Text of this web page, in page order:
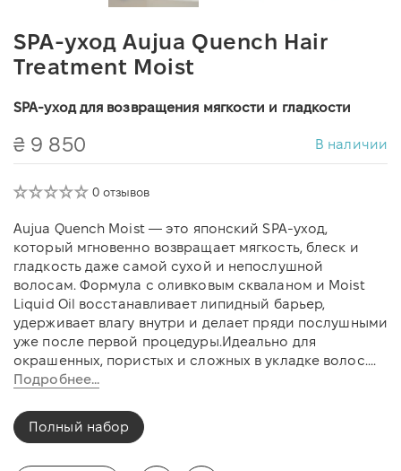
SPA-уход Aujua Quench Hair
Treatment Moist
SPA-уход для возвращения мягкости и гладкости
₴ 9 850 В наличии
0 отзывов
Aujua Quench Moist — это японский SPA-уход,
который мгновенно возвращает мягкость, блеск и
гладкость даже самой сухой и непослушной
волосам. Формула с оливковым скваланом и Moist
Liquid Oil восстанавливает липидный барьер,
удерживает влагу внутри и делает пряди послушными
уже после первой процедуры.Идеально для
окрашенных, пористых и сложных в укладке волос....
Подробнее...
Полный набор